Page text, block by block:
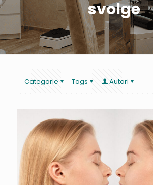
svolge
Categorie Tags Autori